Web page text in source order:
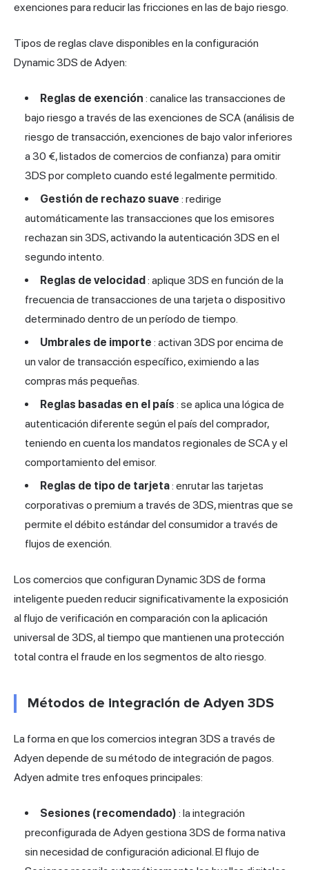
exenciones para reducir las fricciones en las de bajo riesgo.
Tipos de reglas clave disponibles en la configuración
Dynamic 3DS de Adyen:
Reglas de exención : canalice las transacciones de
bajo riesgo a través de las exenciones de SCA (análisis de
riesgo de transacción, exenciones de bajo valor inferiores
a 30 €, listados de comercios de confianza) para omitir
3DS por completo cuando esté legalmente permitido.
Gestión de rechazo suave : redirige
automáticamente las transacciones que los emisores
rechazan sin 3DS, activando la autenticación 3DS en el
segundo intento.
Reglas de velocidad : aplique 3DS en función de la
frecuencia de transacciones de una tarjeta o dispositivo
determinado dentro de un período de tiempo.
Umbrales de importe : activan 3DS por encima de
un valor de transacción específico, eximiendo a las
compras más pequeñas.
Reglas basadas en el país : se aplica una lógica de
autenticación diferente según el país del comprador,
teniendo en cuenta los mandatos regionales de SCA y el
comportamiento del emisor.
Reglas de tipo de tarjeta: enrutar las tarjetas
corporativas o premium a través de 3DS, mientras que se
permite el débito estándar del consumidor a través de
flujos de exención.
Los comercios que configuran Dynamic 3DS de forma
inteligente pueden reducir significativamente la exposición
al flujo de verificación en comparación con la aplicación
universal de 3DS, al tiempo que mantienen una protección
total contra el fraude en los segmentos de alto riesgo.
Métodos de integración de Adyen 3DS
La forma en que los comercios integran 3DS a través de
Adyen depende de su método de integración de pagos.
Adyen admite tres enfoques principales:
Sesiones (recomendado) : la integración
preconfigurada de Adyen gestiona 3DS de forma nativa
sin necesidad de configuración adicional. El flujo de